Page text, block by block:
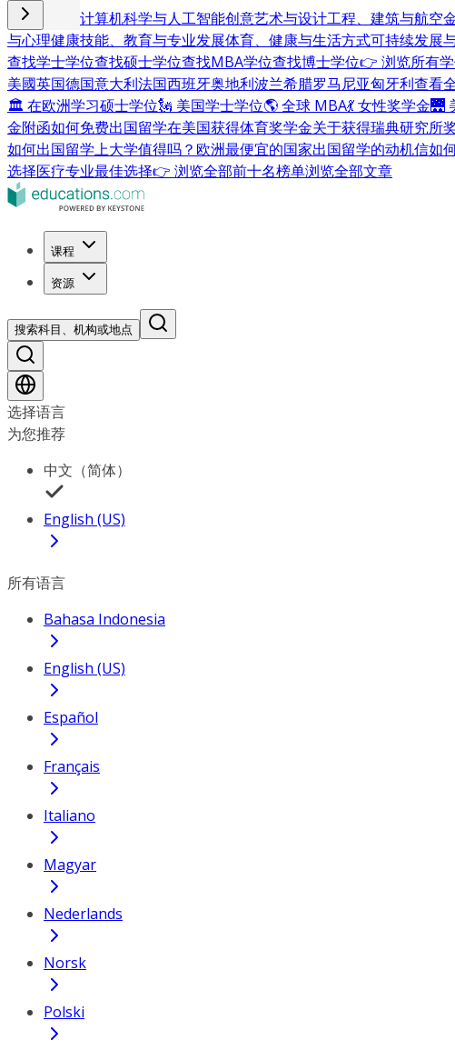
商业与管理 计算机科学与人工智能创意艺术与设计工程、建筑与航空
与心理健康技能、教育与专业发展体育、健康与生活方式可持续发展
查找学士学位查找硕士学位查找MBA学位查找博士学位👉 浏览所有
美國英国德国意大利法国西班牙奥地利波兰希腊罗马尼亚匈牙利查看
🏛 在欧洲学习硕士学位🗽 美国学士学位🌎 全球 MBA💃 女性奖学金🌉
金附函如何免费出国留学在美国获得体育奖学金关于获得瑞典研究所
如何出国留学上大学值得吗？ 欧洲最便宜的国家出国留学的动机信如
选择医疗专业最佳选择👉 浏览全部前十名榜单浏览全部文章
课程
资源
搜索科目、机构或地点
选择语言
为您推荐
中文（简体）
English (US)
所有语言
Bahasa Indonesia
English (US)
Español
Français
Italiano
Magyar
Nederlands
Norsk
Polski